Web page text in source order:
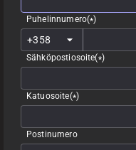
Puhelinnumero(*)
Sähköpostiosoite(*)
Katuosoite(*)
Postinumero